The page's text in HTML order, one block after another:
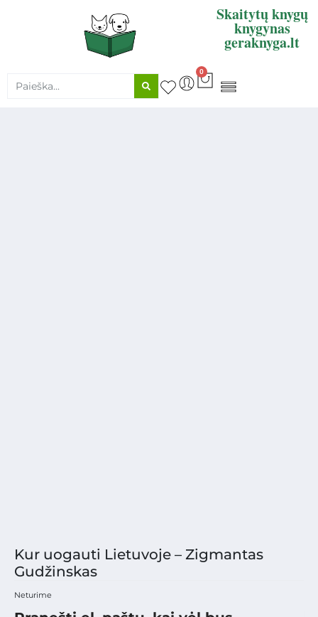
Skaitytų knygų
knygynas
geraknyga.lt
0
Kur uogauti Lietuvoje – Zigmantas
Gudžinskas
Neturime